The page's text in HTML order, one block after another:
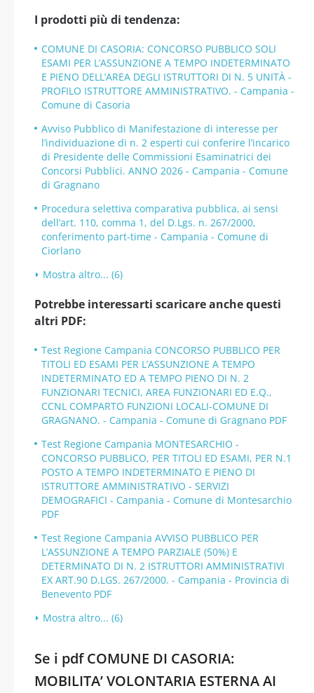
I prodotti più di tendenza:
COMUNE DI CASORIA: CONCORSO PUBBLICO SOLI
ESAMI PER L’ASSUNZIONE A TEMPO INDETERMINATO
E PIENO DELL’AREA DEGLI ISTRUTTORI DI N. 5 UNITÀ -
PROFILO ISTRUTTORE AMMINISTRATIVO. - Campania -
Comune di Casoria
Avviso Pubblico di Manifestazione di interesse per
l’individuazione di n. 2 esperti cui conferire l’incarico
di Presidente delle Commissioni Esaminatrici dei
Concorsi Pubblici. ANNO 2026 - Campania - Comune
di Gragnano
Procedura selettiva comparativa pubblica, ai sensi
dell’art. 110, comma 1, del D.Lgs. n. 267/2000,
conferimento part-time - Campania - Comune di
Ciorlano
Mostra altro... (6)
Potrebbe interessarti scaricare anche questi
altri PDF:
Test Regione Campania CONCORSO PUBBLICO PER
TITOLI ED ESAMI PER L’ASSUNZIONE A TEMPO
INDETERMINATO ED A TEMPO PIENO DI N. 2
FUNZIONARI TECNICI, AREA FUNZIONARI ED E.Q.,
CCNL COMPARTO FUNZIONI LOCALI-COMUNE DI
GRAGNANO. - Campania - Comune di Gragnano PDF
Test Regione Campania MONTESARCHIO -
CONCORSO PUBBLICO, PER TITOLI ED ESAMI, PER N.1
POSTO A TEMPO INDETERMINATO E PIENO DI
ISTRUTTORE AMMINISTRATIVO - SERVIZI
DEMOGRAFICI - Campania - Comune di Montesarchio
PDF
Test Regione Campania AVVISO PUBBLICO PER
L’ASSUNZIONE A TEMPO PARZIALE (50%) E
DETERMINATO DI N. 2 ISTRUTTORI AMMINISTRATIVI
EX ART.90 D.LGS. 267/2000. - Campania - Provincia di
Benevento PDF
Mostra altro... (6)
Se i pdf COMUNE DI CASORIA:
MOBILITA’ VOLONTARIA ESTERNA AI